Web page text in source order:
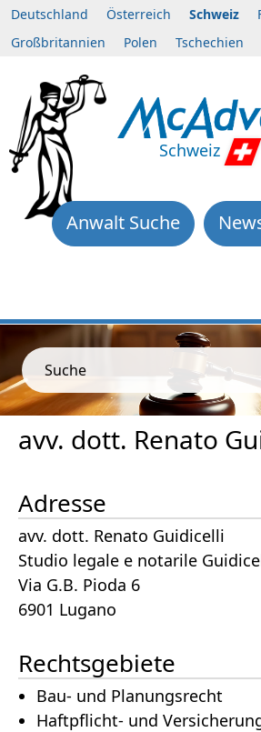
Deutschland Österreich Schweiz
Großbritannien
Polen Tschechien
Schweiz
Anwalt Suche
Suche
avv. dott. Renato
Adresse
avv. dott. Renato Guidicelli
Studio legale e notarile
Via G.B. Pioda 6
6901 Lugano
Rechtsgebiete
Bau- und Planungsrecht
Haftpflicht- und